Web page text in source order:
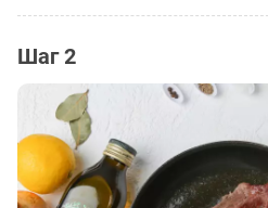
Шаг 2